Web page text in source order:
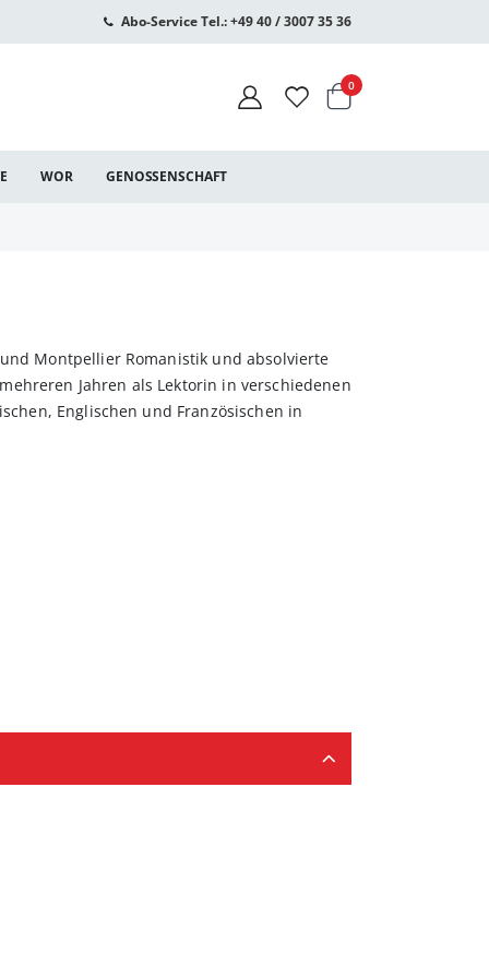
Abo-Service Tel.: +49 40 / 3007 35 36
Warenkorb
0Artikel
WOR GENOSSENSCHAFT
Montpellier Romanistik und absolvierte
Jahren als Lektorin in verschiedenen
Englischen und Französischen in